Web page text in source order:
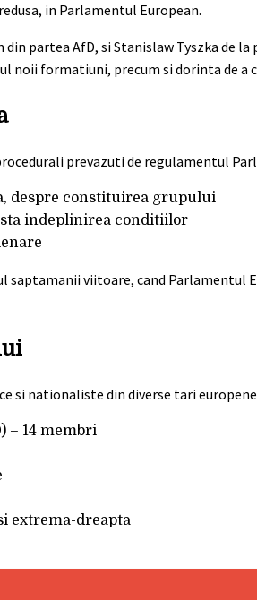
in Parlamentul European.
partea AfD, si Stanislaw Tyszka de
noii formatiuni, precum si dorinta de a
prevazuti de regulamentul
despre constituirea grupului
indeplinirea conditiilor
viitoare, cand Parlamentul
si nationaliste din diverse tari
– 14 membri
extrema-dreapta